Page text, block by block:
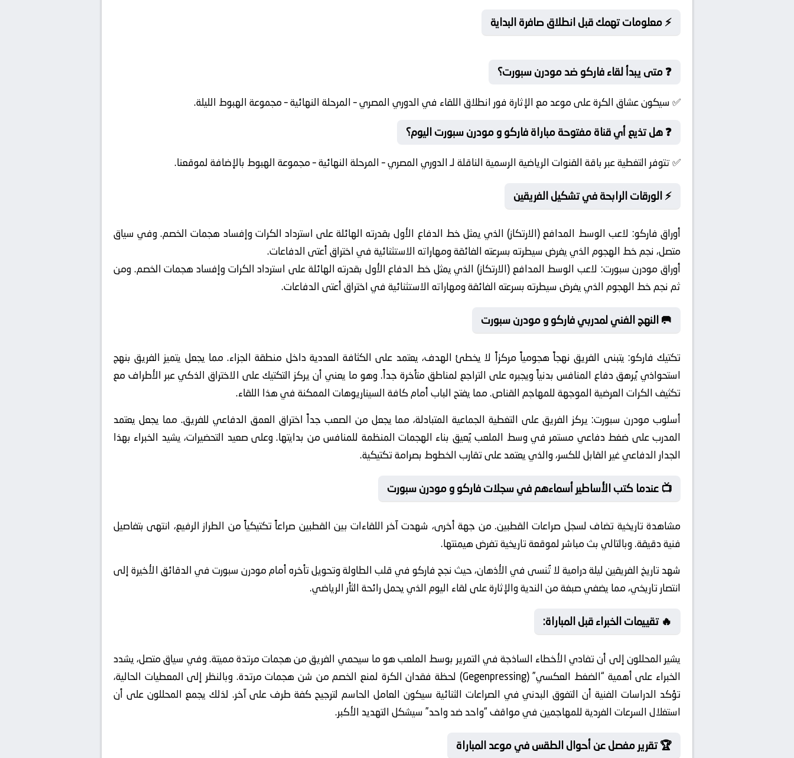
⚡ معلومات تهمك قبل انطلاق صافرة البداية
❓ متى يبدأ لقاء فاركو ضد مودرن سبورت؟
✅ سيكون عشاق الكرة على موعد مع الإثارة فور انطلاق اللقاء في الدوري المصري – المرحلة النهائية – مجموعة الهبوط الليلة.
❓ هل تذيع أي قناة مفتوحة مباراة فاركو و مودرن سبورت اليوم؟
✅ تتوفر التغطية عبر باقة القنوات الرياضية الرسمية الناقلة لـ الدوري المصري – المرحلة النهائية – مجموعة الهبوط بالإضافة لموقعنا.
⚡ الورقات الرابحة في تشكيل الفريقين
أوراق فاركو: لاعب الوسط المدافع (الارتكاز) الذي يمثل خط الدفاع الأول بقدرته الهائلة على استرداد الكرات وإفساد هجمات الخصم. وفي سياق
متصل، نجم خط الهجوم الذي يفرض سيطرته بسرعته الفائقة ومهاراته الاستثنائية في اختراق أعتى الدفاعات.
أوراق مودرن سبورت: لاعب الوسط المدافع (الارتكاز) الذي يمثل خط الدفاع الأول بقدرته الهائلة على استرداد الكرات وإفساد هجمات الخصم. ومن
ثم نجم خط الهجوم الذي يفرض سيطرته بسرعته الفائقة ومهاراته الاستثنائية في اختراق أعتى الدفاعات.
🥅 النهج الفني لمدربي فاركو و مودرن سبورت
تكتيك فاركو: يتبنى الفريق نهجاً هجومياً مركزاً لا يخطئ الهدف، يعتمد على الكثافة العددية داخل منطقة الجزاء. مما يجعل يتميز الفريق بنهج
استحواذي يُرهق دفاع المنافس بدنياً ويجبره على التراجع لمناطق متأخرة جداً. وهو ما يعني أن يركز التكتيك على الاختراق الذكي عبر الأطراف مع
تكثيف الكرات العرضية الموجهة للمهاجم القناص. مما يفتح الباب أمام كافة السيناريوهات الممكنة في هذا اللقاء.
أسلوب مودرن سبورت: يركز الفريق على التغطية الجماعية المتبادلة، مما يجعل من الصعب جداً اختراق العمق الدفاعي للفريق. مما يجعل يعتمد
المدرب على ضغط دفاعي مستمر في وسط الملعب يُعيق بناء الهجمات المنظمة للمنافس من بدايتها. وعلى صعيد التحضيرات، يشيد الخبراء بهذا
الجدار الدفاعي غير القابل للكسر، والذي يعتمد على تقارب الخطوط بصرامة تكتيكية.
📺 عندما كتب الأساطير أسماءهم في سجلات فاركو و مودرن سبورت
مشاهدة تاريخية تضاف لسجل صراعات القطبين. من جهة أخرى، شهدت آخر اللقاءات بين القطبين صراعاً تكتيكياً من الطراز الرفيع، انتهى بتفاصيل
فنية دقيقة. وبالتالي بث مباشر لموقعة تاريخية تفرض هيمنتها.
شهد تاريخ الفريقين ليلة درامية لا تُنسى في الأذهان، حيث نجح فاركو في قلب الطاولة وتحويل تأخره أمام مودرن سبورت في الدقائق الأخيرة إلى
انتصار تاريخي، مما يضفي صبغة من الندية والإثارة على لقاء اليوم الذي يحمل رائحة الثأر الرياضي.
🔥 تقييمات الخبراء قبل المباراة:
يشير المحللون إلى أن تفادي الأخطاء الساذجة في التمرير بوسط الملعب هو ما سيحمي الفريق من هجمات مرتدة مميتة. وفي سياق متصل، يشدد
الخبراء على أهمية “الضغط العكسي” (Gegenpressing) لحظة فقدان الكرة لمنع الخصم من شن هجمات مرتدة. وبالنظر إلى المعطيات الحالية،
تؤكد الدراسات الفنية أن التفوق البدني في الصراعات الثنائية سيكون العامل الحاسم لترجيح كفة طرف على آخر. لذلك يجمع المحللون على أن
استغلال السرعات الفردية للمهاجمين في مواقف “واحد ضد واحد” سيشكل التهديد الأكبر.
🏆 تقرير مفصل عن أحوال الطقس في موعد المباراة